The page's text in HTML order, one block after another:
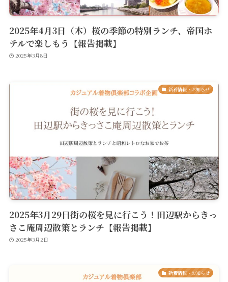
2025年4月3日（木）桜の季節の特別ランチ、帝国ホ
テルで楽しもう【報告掲載】
2025年3月8日
新着情報・お知らせ
2025年3月29日街の桜を見に行こう！田辺駅からきっ
さこ庵周辺散策とランチ【報告掲載】
2025年3月2日
新着情報・お知らせ